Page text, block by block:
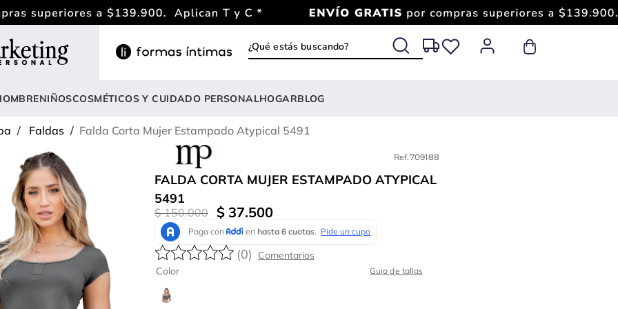
¿Qué estás buscando?
NIÑOSCOSMÉTICOS Y CUIDADO PERSONALHOGARBLOG
Faldas Falda Corta Mujer Estampado Atypical 5491
Ref.709188
FALDA CORTA MUJER ESTAMPADO ATYPICAL
5491
$ 150.000 $ 37.500
(0)
Color Guia de tallas
enterizo
blusas
vestido